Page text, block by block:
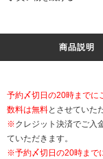
商品説明
予約〆切日の20時までに
数料は無料とさせていた
※クレジット決済でご入
ていただきます。
※予約〆切日の20時まで